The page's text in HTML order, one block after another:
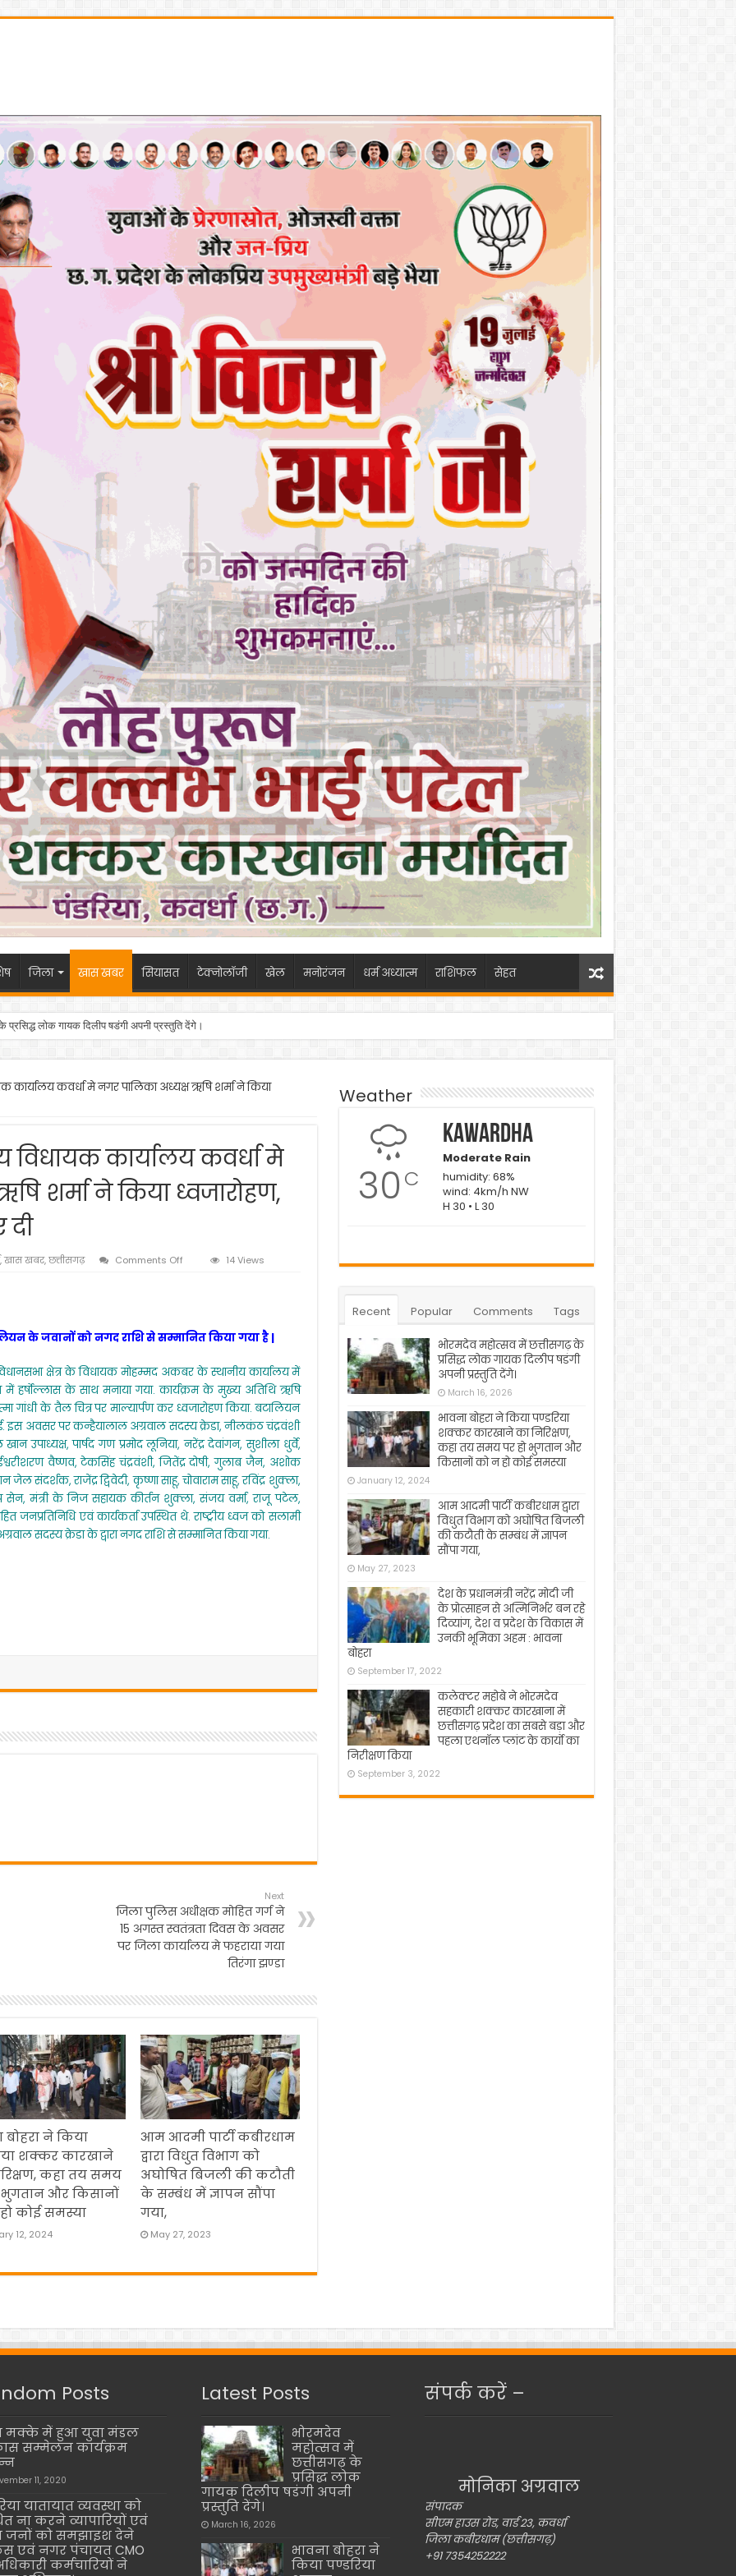
जिला खास खबर सियासत टेक्नोलॉजी खेल मनोरंजन धर्म अध्यात्म राशिफल सेहत
प्रसिद्ध लोक गायक दिलीप षडंगी अपनी प्रस्तुति देंगे।
कार्यालय कवर्धा मे नगर पालिका अध्यक्ष ऋषि शर्मा ने किया
विधायक कार्यालय कवर्धा मे
शर्मा ने किया ध्वजारोहण,
,खास खबर,छत्तीसगढ़ Comments Offon
विधायक
कार्यालय
मे
नगर
पालिका
अध्यक्ष
ऋषि
शर्मा
किया
ध्वजारोहण,
बधाई
एवं
शुभकामनाए
दी
14 Views
के जवानों को नगद राशि से सम्मानित किया गया है |
क्षेत्र के विधायक मोहम्मद अकबर के स्थानीय कार्यालय में
में हर्षोल्लास के साथ मनाया गया. कार्यक्रम के मुख्य अतिथि ऋषि
गांधी के तैल चित्र पर माल्यार्पण कर ध्वजारोहण किया. बटालियन
इस अवसर पर कन्हैयालाल अग्रवाल सदस्य क्रेडा, नीलकंठ चंद्रवंशी
उपाध्यक्ष, पार्षद गण प्रमोद लूनिया, नरेंद्र देवांगन, सुशीला धुर्वे,
वैष्णव, टेकसिंह चंद्रवंशी, जितेंद्र दोषी, गुलाब जैन, अशोक
संदर्शक, राजेंद्र द्विवेदी, कृष्णा साहू, चोवाराम साहू, रविंद्र शुक्ला,
सेन, मंत्री के निज सहायक कीर्तन शुक्ला, संजय वर्मा, राजू पटेल,
जनप्रतिनिधि एवं कार्यकर्ता उपस्थित थे. राष्ट्रीय ध्वज को सलामी
सदस्य क्रेडा के द्वारा नगद राशि से सम्मानित किया गया.
Next
जिला पुलिस अधीक्षक मोहित गर्ग ने
15 अगस्त स्वतंत्रता दिवस के अवसर
पर जिला कार्यालय मे फहराया गया
तिरंगा झण्डा
बोहरा ने किया
शक्कर कारखाने
कहा तय समय
भुगतान और किसानों
कोई समस्या
12, 2024
आम आदमी पार्टी कबीरधाम
द्वारा विधुत विभाग को
अघोषित बिजली की कटौती
के सम्बंध में ज्ञापन सौंपा
गया,
May 27, 2023
Weather
30 C
Kawardha
Moderate Rain
humidity: 68%
wind: 4km/h NW
H 30 • L 30
Recent Popular Comments Tags
भोरमदेव महोत्सव में छत्तीसगढ़ के
प्रसिद्ध लोक गायक दिलीप षडंगी
अपनी प्रस्तुति देंगे।
March 16, 2026
भावना बोहरा ने किया पण्डरिया
शक्कर कारखाने का निरिक्षण,
कहा तय समय पर हो भुगतान और
किसानों को न हो कोई समस्या
January 12, 2024
आम आदमी पार्टी कबीरधाम द्वारा
विधुत विभाग को अघोषित बिजली
की कटौती के सम्बंध में ज्ञापन
सौंपा गया,
May 27, 2023
देश के प्रधानमंत्री नरेंद्र मोदी जी
के प्रोत्साहन से अत्मिनिर्भर बन रहे
दिव्यांग, देश व प्रदेश के विकास में
उनकी भूमिका अहम : भावना
बोहरा
September 17, 2022
कलेक्टर महोबे ने भोरमदेव
सहकारी शक्कर कारखाना में
छत्तीसगढ़ प्रदेश का सबसे बड़ा और
पहला एथनॉल प्लांट के कार्यो का
निरीक्षण किया
September 3, 2022
Posts
मक्के में हुआ युवा मंडल
सम्मेलन कार्यक्रम
11, 2020
यातायात व्यवस्था को
ना करने व्यापारियों एवं
को समझाइश देने
एवं नगर पंचायत CMO
कर्मचारियों ने
Latest Posts
भोरमदेव
महोत्सव में
छत्तीसगढ़ के
प्रसिद्ध लोक
गायक दिलीप षडंगी अपनी
प्रस्तुति देंगे।
March 16, 2026
भावना बोहरा ने
किया पण्डरिया
संपर्क करें –
मोनिका अग्रवाल
संपादक
सीएम हाउस रोड, वार्ड 23, कवर्धा
जिला कबीरधाम (छत्तीसगढ़)
+91 7354252222